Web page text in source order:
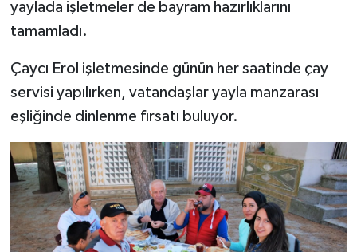
yaylada işletmeler de bayram hazırlıklarını
tamamladı.
Çaycı Erol işletmesinde günün her saatinde çay
servisi yapılırken, vatandaşlar yayla manzarası
eşliğinde dinlenme fırsatı buluyor.